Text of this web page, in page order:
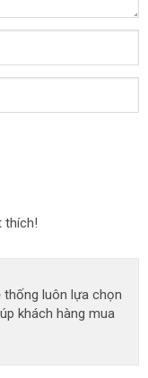
thích!
thống luôn lựa chọn
khách hàng mua